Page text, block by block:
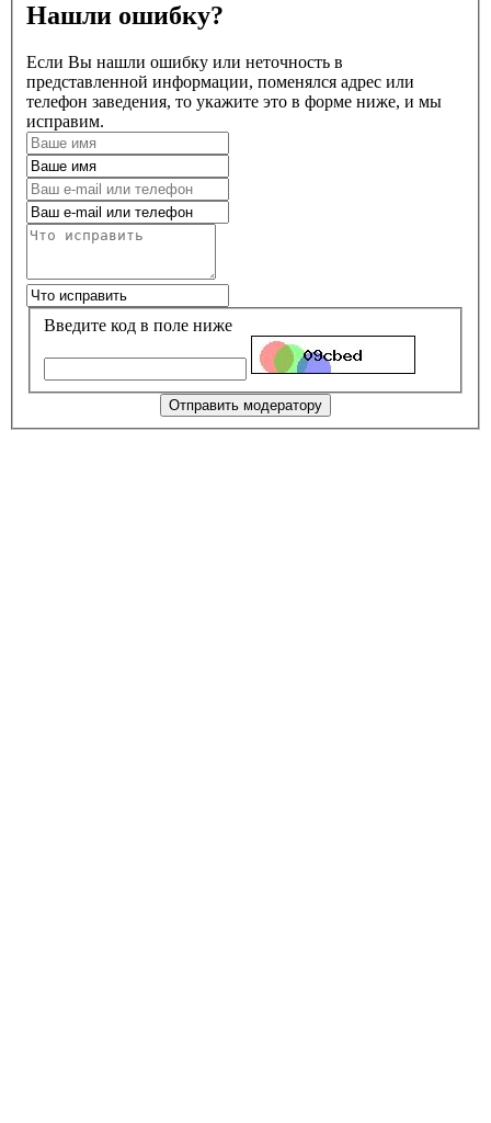
Нашли ошибку?
Если Вы нашли ошибку или неточность в
представленной информации, поменялся адрес или
телефон заведения, то укажите это в форме ниже, и мы
исправим.
Введите код в поле ниже
Отправить модератору